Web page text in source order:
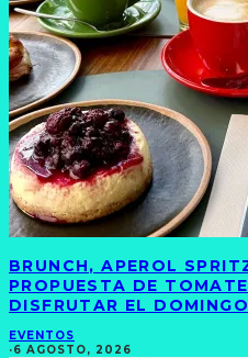
BRUNCH, APEROL
PROPUESTA DE
DISFRUTAR EL
EVENTOS
·6 AGOSTO, 2026